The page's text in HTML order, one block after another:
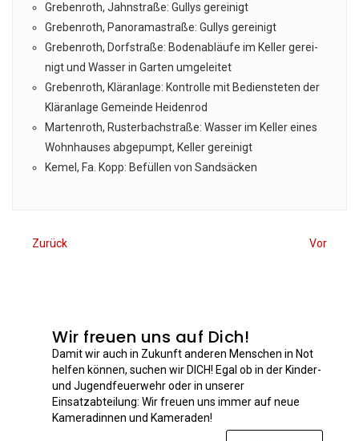
Gre­ben­roth, Jahn­stra­ße: Gul­lys gereinigt
Gre­ben­roth, Pan­ora­ma­stra­ße: Gul­lys gereinigt
Gre­ben­roth, Dorf­stra­ße: Boden­ab­läu­fe im Kel­ler gerei­
nigt und Was­ser in Gar­ten umgeleitet
Gre­ben­roth, Klär­an­la­ge: Kon­trol­le mit Bediens­te­ten der
Klär­an­la­ge Gemein­de Heidenrod
Mar­ten­roth, Rus­ter­bach­stra­ße: Was­ser im Kel­ler eines
Wohn­hau­ses abge­pumpt, Kel­ler gereinigt
Kemel, Fa. Kopp: Befül­len von Sandsäcken
Zurück Vor
Wir freuen uns auf Dich!
Damit wir auch in Zukunft anderen Menschen in Not
helfen können, suchen wir DICH! Egal ob in der Kinder-
und Jugendfeuerwehr oder in unserer
Einsatzabteilung: Wir freuen uns immer auf neue
Kameradinnen und Kameraden!